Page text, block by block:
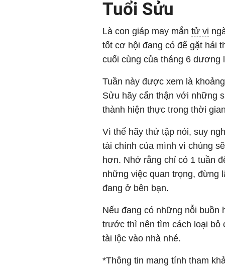
Tuổi Sửu
Là con giáp may mắn tử vi
tốt cơ hội đang có để gặt hái
cuối cùng của tháng 6 dương
Tuần này được xem là
Sửu hãy cẩn thận với những
thành hiện thực trong thời
Vì thế hãy thử tập nói, suy
tài chính của mình vì chúng
hơn. Nhớ rằng chỉ có 1 tuần
những việc quan trọng, đừng
đang ở bên bạn.
Nếu đang có những nỗi buồn
trước thì nên tìm cách loại bỏ
tài lộc vào nhà nhé.
*Thông tin mang tính tham